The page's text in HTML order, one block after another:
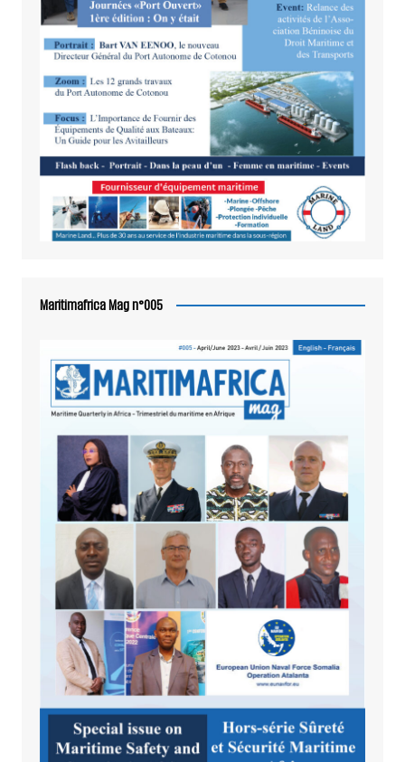
Maritimafrica Mag n°005